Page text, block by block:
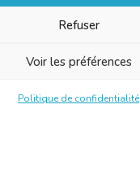
Refuser
Voir les préférences
Politique de confidentialité